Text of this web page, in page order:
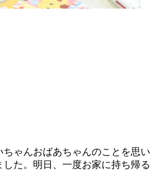
ゃんおばあちゃんのことを思い
た。明日、一度お家に持ち帰る